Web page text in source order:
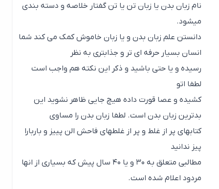
نام زبان بدن یا زبان تن یا تن گفتار خلاصه و دسته بندی
میشود.
دانستن علم زبان بدن و یا زبان خاموش کمک می کند شما
انسان بسیار حرفه ای تر و جذابتری به نظر
رسیده و یا حتی باشید و ذکر این نکته هم واجب است
لطفا اتو
کشیده و عصا قورت داده هیچ جایی ظاهر نشوید این
بدترین زبان بدن است. لطفا زبان بدن را مساوی
کتابهای پر از غلط و پر از غلطهای فاحش الن پییز و باربارا
پیز ندانید
مطالبی متعلق به ۳۰ و یا ۴۰ سال پیش که بسیاری از انها
مردود اعلام شده است.